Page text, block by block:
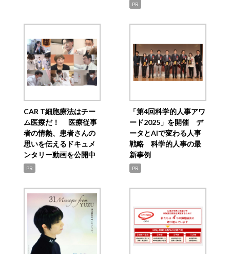
PR
CAR T細胞療法はチー
ム医療だ！ 医療従事
者の情熱、患者さんの
思いを伝えるドキュメ
ンタリー動画を公開中
PR
「第4回科学的人事アワ
ード2025」を開催 デ
ータとAIで変わる人事
戦略 科学的人事の最
新事例
PR